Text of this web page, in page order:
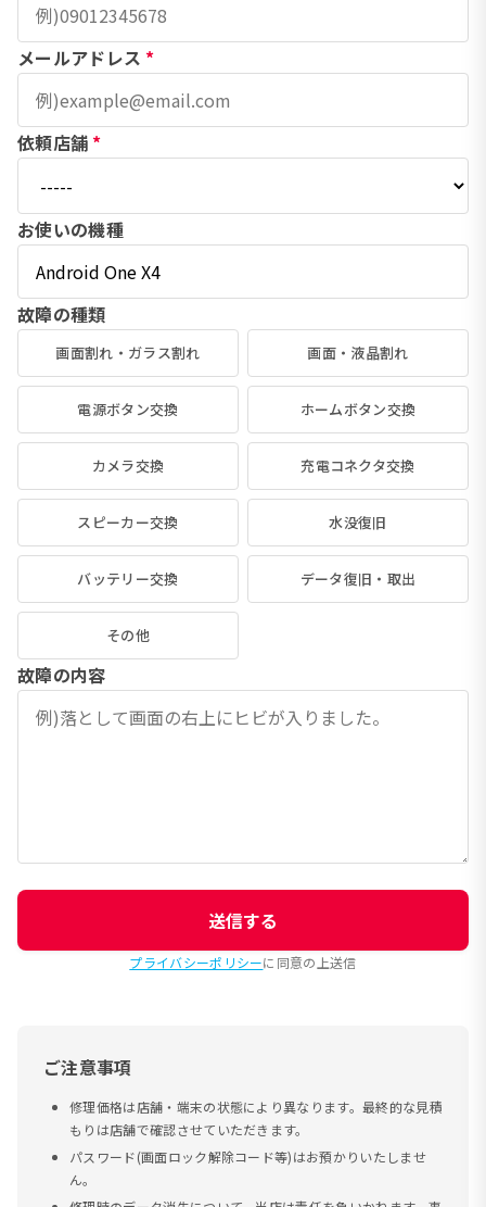
メールアドレス *
依頼店舗 *
お使いの機種
故障の種類
画面割れ・ガラス割れ 画面・液晶割れ
電源ボタン交換 ホームボタン交換
カメラ交換 充電コネクタ交換
スピーカー交換 水没復旧
バッテリー交換 データ復旧・取出
その他
故障の内容
送信する
プライバシーポリシーに同意の上送信
ご注意事項
修理価格は店舗・端末の状態により異なります。最終的な見積
もりは店舗で確認させていただきます。
パスワード(画面ロック解除コード等)はお預かりいたしませ
ん。